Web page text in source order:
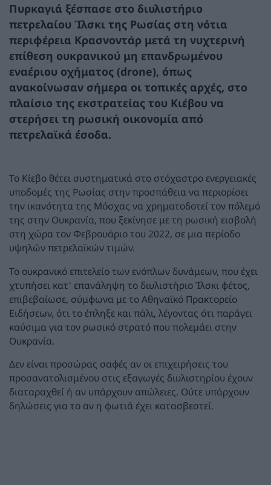
Πυρκαγιά ξέσπασε στο διυλιστήριο
πετρελαίου Ίλσκι της Ρωσίας στη νότια
περιφέρεια Κρασνοντάρ μετά τη νυχτερινή
επίθεση ουκρανικού μη επανδρωμένου
εναέριου οχήματος (drone), όπως
ανακοίνωσαν σήμερα οι τοπικές αρχές, στο
πλαίσιο της εκστρατείας του Κιέβου να
στερήσει τη ρωσική οικονομία από
πετρελαϊκά έσοδα.
Το Κίεβο θέτει συστηματικά στο στόχαστρο ενεργειακές
υποδομές της Ρωσίας στην προσπάθεια να περιορίσει
την ικανότητα της Μόσχας να χρηματοδοτεί τον πόλεμό
της στην Ουκρανία, που ξεκίνησε με τη ρωσική εισβολή
στη χώρα τον Φεβρουάριο του 2022, σε μια περίοδο
υψηλών πετρελαϊκών τιμών.
Το ουκρανικό επιτελείο των ενόπλων δυνάμεων, που έχει
χτυπήσει κατ' επανάληψη το διυλιστήριο Ίλσκι φέτος,
επιβεβαίωσε, σύμφωνα με το Αθηναϊκό Πρακτορείο
Ειδήσεων, ότι το έπληξε και πάλι, λέγοντας ότι παράγει
καύσιμα για τον ρωσικό στρατό που πολεμάει στην
Ουκρανία.
Δεν είναι προσώρας σαφές αν οι επιχειρήσεις του
προσανατολισμένου στις εξαγωγές διυλιστηρίου έχουν
διαταραχθεί ή αν υπάρχουν απώλειες. Ούτε υπάρχουν
δηλώσεις για το αν η φωτιά έχει κατασβεστεί.